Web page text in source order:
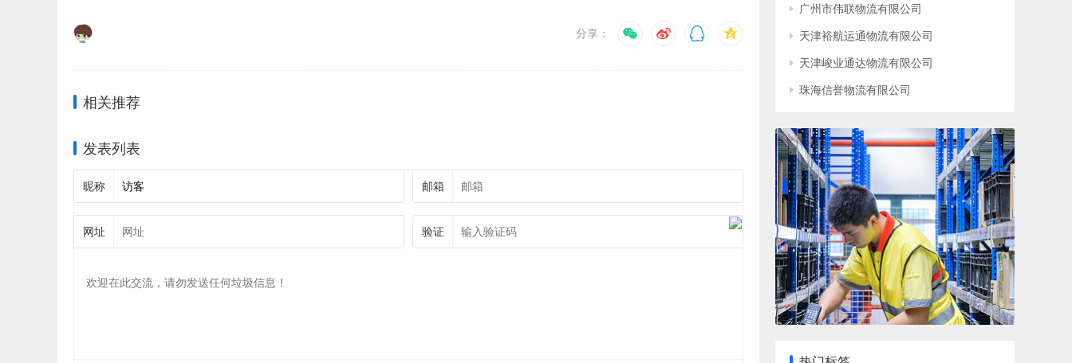
分享：
相关推荐
发表列表
昵称 邮箱
网址 验证
广州市伟联物流有限公司
天津裕航运通物流有限公司
天津峻业通达物流有限公司
珠海信誉物流有限公司